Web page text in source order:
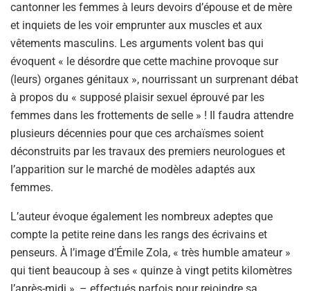
cantonner les femmes à leurs devoirs d’épouse et de mère
et inquiets de les voir emprunter aux muscles et aux
vêtements masculins. Les arguments volent bas qui
évoquent « le désordre que cette machine provoque sur
(leurs) organes génitaux », nourrissant un surprenant débat
à propos du « supposé plaisir sexuel éprouvé par les
femmes dans les frottements de selle » ! Il faudra attendre
plusieurs décennies pour que ces archaïsmes soient
déconstruits par les travaux des premiers neurologues et
l’apparition sur le marché de modèles adaptés aux
femmes.
L’auteur évoque également les nombreux adeptes que
compte la petite reine dans les rangs des écrivains et
penseurs. À l’image d’Émile Zola, « très humble amateur »
qui tient beaucoup à ses « quinze à vingt petits kilomètres